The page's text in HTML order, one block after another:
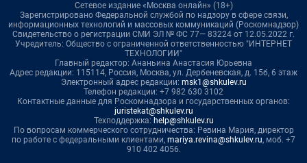
Сетевое издание «Москва онлайн» (18+)
Зарегистрировано Федеральной службой по надзору в сфере связи,
информационных технологий и массовых коммуникаций (Роскомнадзор)
Свидетельство о регистрации СМИ ЭЛ № ФС 77— 83224 от 12.05.2022 г.
Учредитель: Общество с ограниченной ответственностью "ИНТЕРНЕТ
ТЕХНОЛОГИИ"
Главный редактор: Ананьина Анастасия Юрьевна
Адрес редакции: 115114, Россия, Москва, ул. Дербеневская, д. 15б, 6 этаж
Электронный адрес редакции: msk1@shkulev.ru
Телефон редакции: +7 982 630 3102
Контактные данные для Роскомнадзора и государственных органов:
juristekat@shkulev.ru
Техподдержка: help@shkulev.ru
По вопросам коммерческого сотрудничества: Ревина Мария, директор
по работе с федеральными клиентами, mariya.revina@shkulev.ru, моб. +7
910 402 4056.